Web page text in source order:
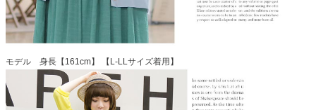
モデル 身長【161cm】 【L-LLサイズ着用】